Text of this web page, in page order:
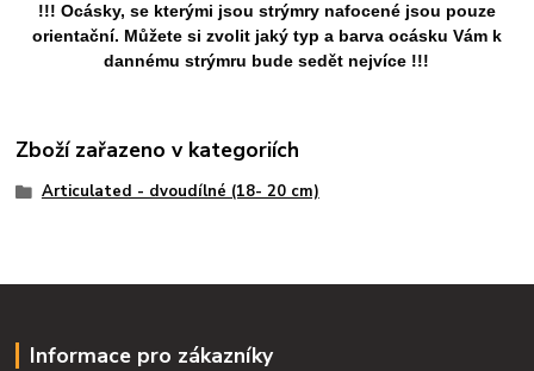
!!! Ocásky, se kterými jsou strýmry nafocené jsou pouze
orientační. Můžete si zvolit jaký typ a barva ocásku Vám k
dannému strýmru bude sedět nejvíce !!!
Zboží zařazeno v kategoriích
Articulated - dvoudílné (18- 20 cm)
Informace pro zákazníky